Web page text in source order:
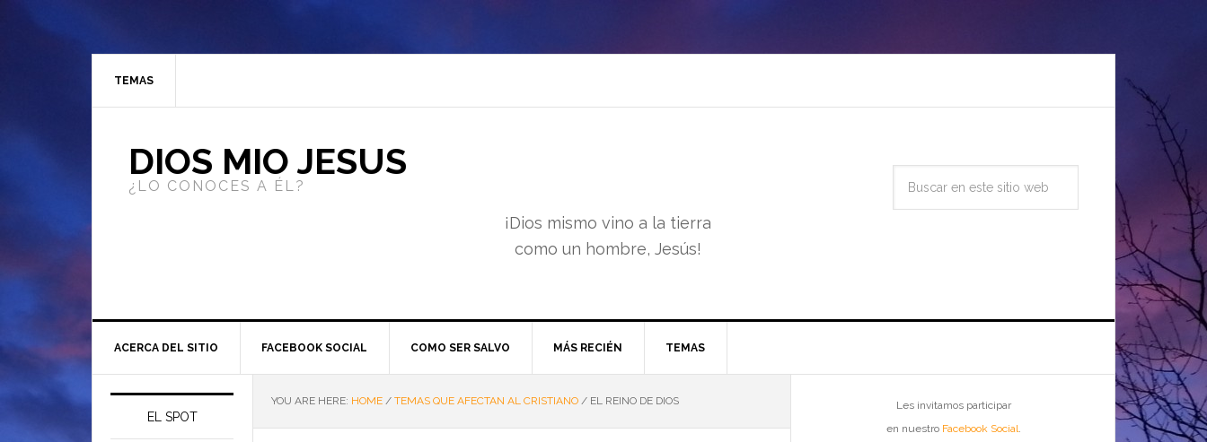
TEMAS
DIOS MIO JESUS
¿LO CONOCES A ÉL?
¡Dios mismo vino a la tierra
como un hombre, Jesús!
ACERCA DEL SITIO FACEBOOK SOCIAL COMO SER SALVO MÁS RECIÉN TEMAS
YOU ARE HERE: HOME / TEMAS QUE AFECTAN AL CRISTIANO / EL REINO DE DIOS
Les invitamos participar
en nuestro Facebook Social.
EL SPOT